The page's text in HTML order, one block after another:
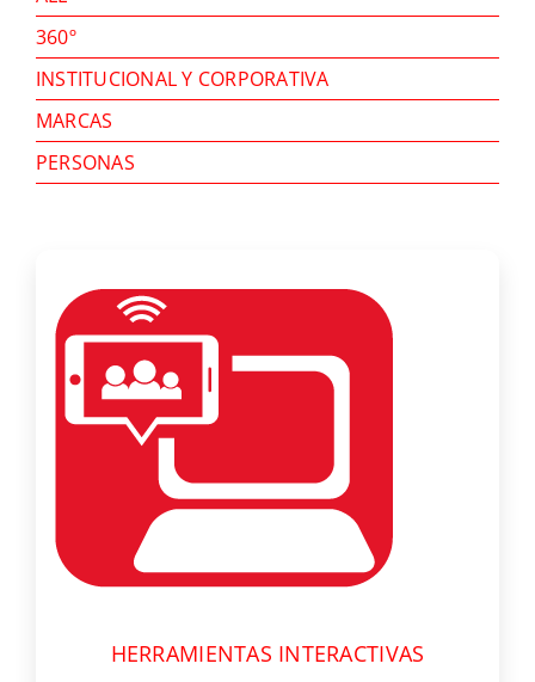
360º
INSTITUCIONAL Y CORPORATIVA
MARCAS
PERSONAS
HERRAMIENTAS INTERACTIVAS